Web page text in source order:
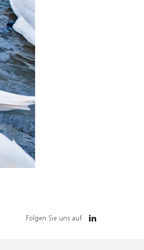
Folgen Sie uns auf